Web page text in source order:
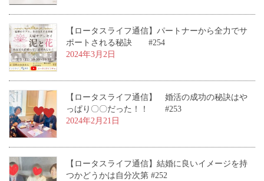
【ロータスライフ通信】パートナーから全力でサ
ポートされる秘訣 #254
2024年3月2日
【ロータスライフ通信】 婚活の成功の秘訣はや
っぱり〇〇だった！！ #253
2024年2月21日
【ロータスライフ通信】結婚に良いイメージを持
つかどうかは自分次第 #252